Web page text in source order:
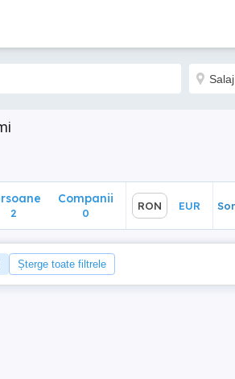
2
Companii
0
RON EUR
Șterge toate filtrele